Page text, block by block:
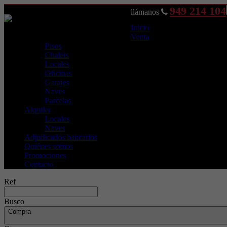
llámanos 949 214 104
Inicio
Venta
Pisos
Chalets
Locales
Oficinas
Garajes
Naves
Parcelas
Alquiler
Locales
Naves
Adjudicados bancarios
Quiénes somos
Promociones
Contacto
Ref
Busco
Compra